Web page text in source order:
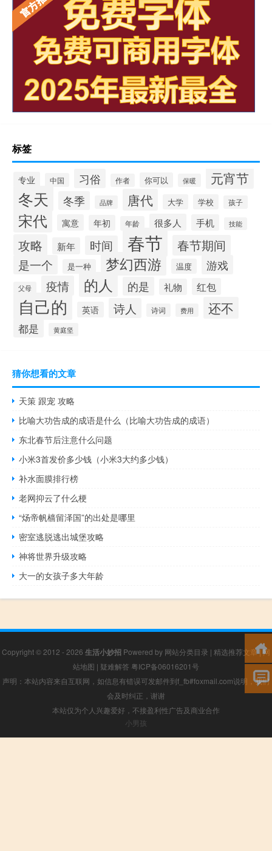
标签
专业 中国 习俗 作者 你可以 保暖 元宵节
冬天 冬季 品牌 唐代 大学 学校 孩子
宋代 寓意 年初 年龄 很多人 手机 技能
攻略 新年 时间 春节 春节期间
是一个 是一种 梦幻西游 温度 游戏
父母 疫情 的人 的是 礼物 红包
自己的 英语 诗人 诗词 费用 还不
都是 黄庭坚
猜你想看的文章
天策 跟宠 攻略
比喻大功告成的成语是什么（比喻大功告成的成语）
东北春节后注意什么问题
小米3首发价多少钱（小米3大约多少钱）
补水面膜排行榜
老网抑云了什么梗
“炀帝帆樯留泽国”的出处是哪里
密室逃脱逃出城堡攻略
神将世界升级攻略
大一的女孩子多大年龄
Copyright © 2012 - 2026 生活小妙招 Powered by 网站分类目录 | 精选推荐文章|网
站地图 | 疑难解答 粤ICP备06016201号
声明：本站内容来自互联网，如信息有错误可发邮件到f_fb#foxmail.com说明，我们
会及时纠正，谢谢
本站仅为个人兴趣爱好，不接盈利性广告及商业合作
小男孩